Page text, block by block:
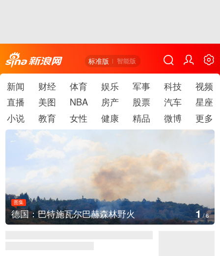
标准版 智能版
新闻 财经 体育 娱乐 军事 科技
视频
直播
美图 NBA 房产 股票 汽车
星座
小说
教育 女性 健康 精品 微博 更多
图集
德国：巴特施瓦尔巴赫森林野火 1/6